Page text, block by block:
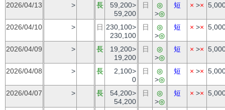
2026/04/13 > 長
59,200>
59,200
日
◎
>◎
短 × >×
2026/04/10 > 日 230,100>
230,100
日
◎
>◎
短 × >×
2026/04/09 > 長
19,200>
19,200
日
◎
>◎
短 × >×
2026/04/08 > 長
2,100>
0
日
◎
>◎
短 × >×
2026/04/07 > 長
54,200>
54,200
日
◎
>◎
短 × >×